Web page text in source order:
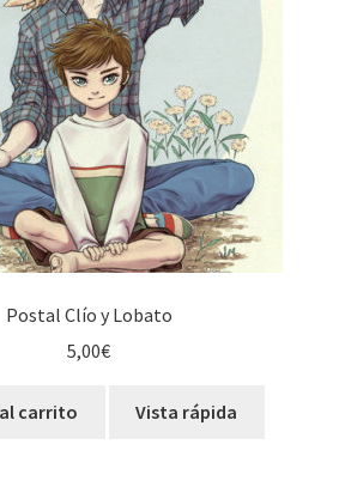
Postal Clío y Lobato
5,00€
carrito Vista rápida